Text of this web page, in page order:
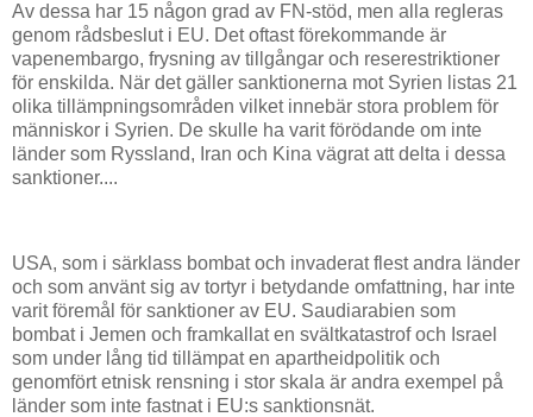
Av dessa har 15 någon grad av FN-stöd, men alla regleras
genom rådsbeslut i EU. Det oftast förekommande är
vapenembargo, frysning av tillgångar och reserestriktioner
för enskilda. När det gäller sanktionerna mot Syrien listas 21
olika tillämpningsområden vilket innebär stora problem för
människor i Syrien. De skulle ha varit förödande om inte
länder som Ryssland, Iran och Kina vägrat att delta i dessa
sanktioner....
USA, som i särklass bombat och invaderat flest andra länder
och som använt sig av tortyr i betydande omfattning, har inte
varit föremål för sanktioner av EU. Saudiarabien som
bombat i Jemen och framkallat en svältkatastrof och Israel
som under lång tid tillämpat en apartheidpolitik och
genomfört etnisk rensning i stor skala är andra exempel på
länder som inte fastnat i EU:s sanktionsnät.